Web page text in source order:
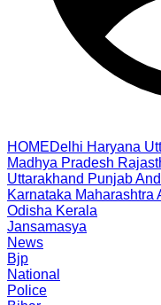
HOMEDelhi Haryana
Madhya Pradesh
Uttarakhand Punjab
Karnataka Maharashtra
Odisha Kerala
Jansamasya
News
Bjp
National
Police